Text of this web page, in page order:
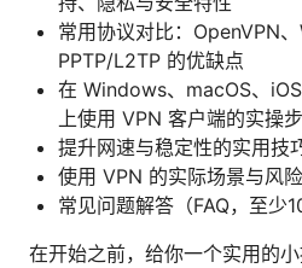
常用协议对比：OpenVPN
PPTP/L2TP 的优缺点
在 Windows、macOS、
上使用 VPN 客户端的实操
提升网速与稳定性的实用技
使用 VPN 的实际场景与风
常见问题解答（FAQ，至少
在开始之前，给你一个实用的